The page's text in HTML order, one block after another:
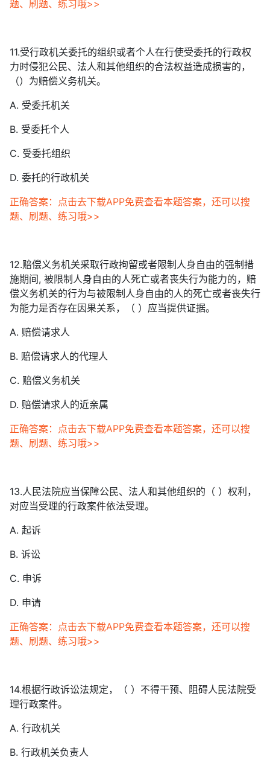
题、刷题、练习哦>>
11.受行政机关委托的组织或者个人在行使受委托的行政权
力时侵犯公民、法人和其他组织的合法权益造成损害的，
（）为赔偿义务机关。
A. 受委托机关
B. 受委托个人
C. 受委托组织
D. 委托的行政机关
正确答案：点击去下载APP免费查看本题答案，还可以搜
题、刷题、练习哦>>
12.赔偿义务机关采取行政拘留或者限制人身自由的强制措
施期间, 被限制人身自由的人死亡或者丧失行为能力的，赔
偿义务机关的行为与被限制人身自由的人的死亡或者丧失行
为能力是否存在因果关系，（ ）应当提供证据。
A. 赔偿请求人
B. 赔偿请求人的代理人
C. 赔偿义务机关
D. 赔偿请求人的近亲属
正确答案：点击去下载APP免费查看本题答案，还可以搜
题、刷题、练习哦>>
13.人民法院应当保障公民、法人和其他组织的（ ）权利，
对应当受理的行政案件依法受理。
A. 起诉
B. 诉讼
C. 申诉
D. 申请
正确答案：点击去下载APP免费查看本题答案，还可以搜
题、刷题、练习哦>>
14.根据行政诉讼法规定，（ ）不得干预、阻碍人民法院受
理行政案件。
A. 行政机关
B. 行政机关负责人